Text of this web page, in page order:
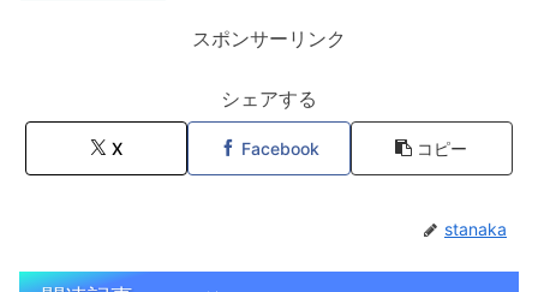
スポンサーリンク
シェアする
X Facebook コピー
stanaka